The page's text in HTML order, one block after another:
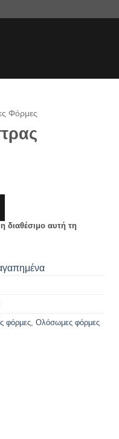
Φόρμες
διαθέσιμο αυτή τη
φόρμες, Ολόσωμες φόρμες